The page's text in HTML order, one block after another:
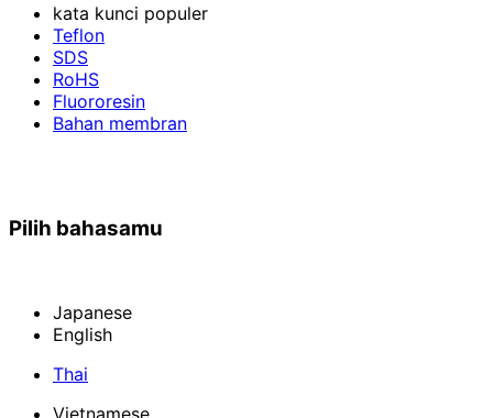
kata kunci populer
Teflon
SDS
RoHS
Fluororesin
Bahan membran
Pilih bahasamu
Japanese
English
Thai